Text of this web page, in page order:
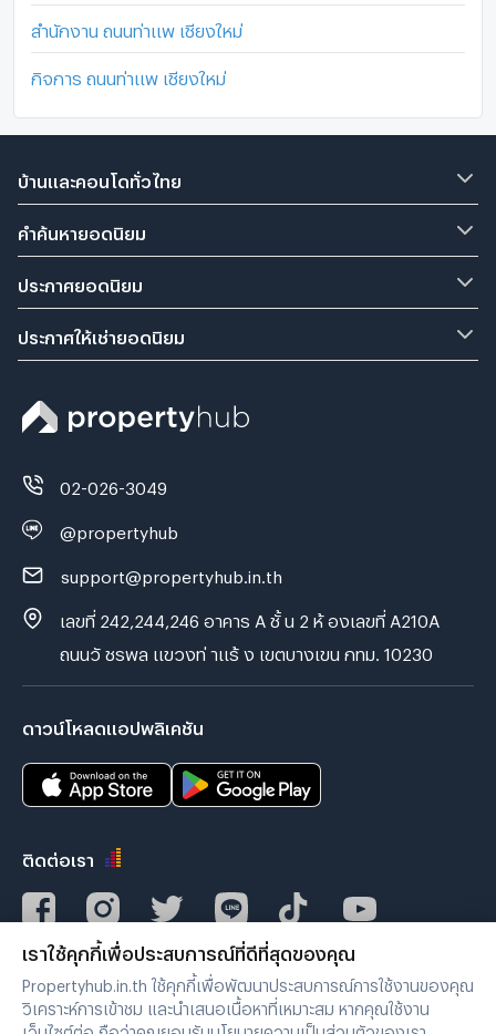
สำนักงาน ถนนท่าแพ เชียงใหม่
กิจการ ถนนท่าแพ เชียงใหม่
บ้านและคอนโดทั่วไทย
คำค้นหายอดนิยม
ประกาศยอดนิยม
ประกาศให้เช่ายอดนิยม
02-026-3049
@propertyhub
support@propertyhub.in.th
เลขที่ 242,244,246 อาคาร A ชั้ น 2 ห้ องเลขที่ A210A
ถนนวั ชรพล แขวงท่ าแร้ ง เขตบางเขน กทม. 10230
ดาวน์โหลดแอปพลิเคชัน
ติดต่อเรา
เราใช้คุกกี้เพื่อประสบการณ์ที่ดีที่สุดของคุณ
Propertyhub.in.th ใช้คุกกี้เพื่อพัฒนาประสบการณ์การใช้งานของคุณ
วิเคราะห์การเข้าชม และนำเสนอเนื้อหาที่เหมาะสม หากคุณใช้งาน
เว็บไซต์ต่อ ถือว่าคุณยอมรับนโยบายความเป็นส่วนตัวของเรา